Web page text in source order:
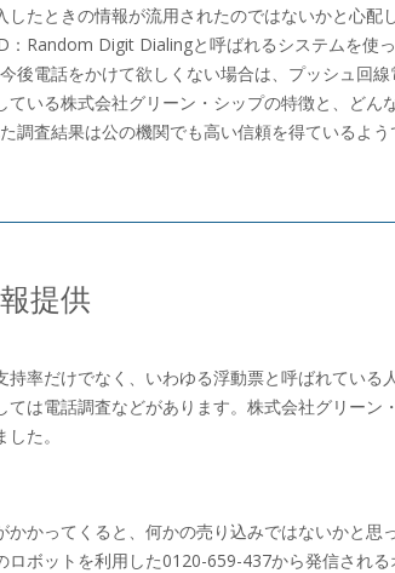
したときの情報が流用されたのではないかと心
Random Digit Dialingと呼ばれるシステムを使
後電話をかけて欲しくない場合は、プッシュ回線
ている株式会社グリーン・シップの特徴と、どん
調査結果は公の機関でも高い信頼を得ているよう
提供
率だけでなく、いわゆる浮動票と呼ばれている
ては電話調査などがあります。株式会社グリー
た。
かってくると、何かの売り込みではないかと思
ボットを利用した0120-659-437から発信される